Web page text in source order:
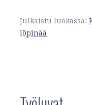
Julkaistu luokassa:
löpinää